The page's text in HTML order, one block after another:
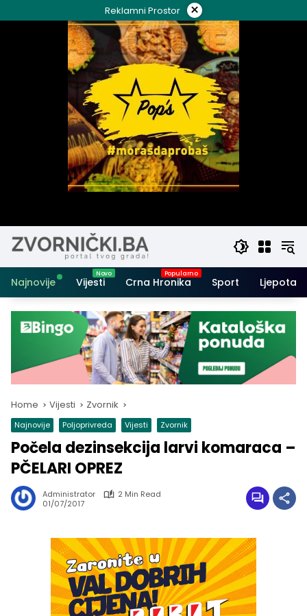
to
Reklamni Prostor ×
Najnovije Vijesti Crna Hronika Sport Ljepota i
Home Vijesti Zvornik
Najnovije Poljoprivreda Vijesti Zvornik
Počela dezinsekcija larvi komaraca –
PČELARI OPREZ
Administrator
2 Min Read
01/07/2017